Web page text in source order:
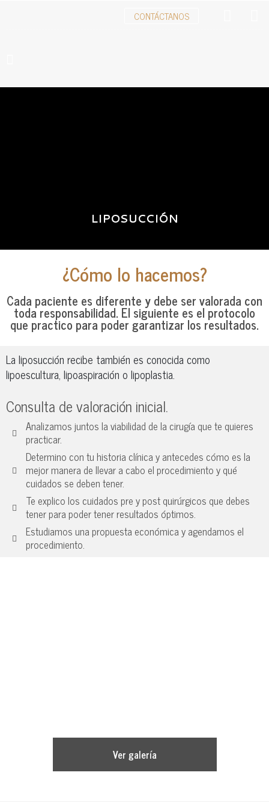
CONTÁCTANOS
LIPOSUCCIÓN
¿Cómo lo hacemos?
Cada paciente es diferente y debe ser valorada con
toda responsabilidad. El siguiente es el protocolo
que practico para poder garantizar los resultados.
La liposucción recibe también es conocida como
lipoescultura, lipoaspiración o lipoplastia.
Consulta de valoración inicial.
Analizamos juntos la viabilidad de la cirugía que te quieres
practicar.
Determino con tu historia clínica y antecedes cómo es la
mejor manera de llevar a cabo el procedimiento y qué
cuidados se deben tener.
Te explico los cuidados pre y post quirúrgicos que debes
tener para poder tener resultados óptimos.
Estudiamos una propuesta económica y agendamos el
procedimiento.
Ver galería